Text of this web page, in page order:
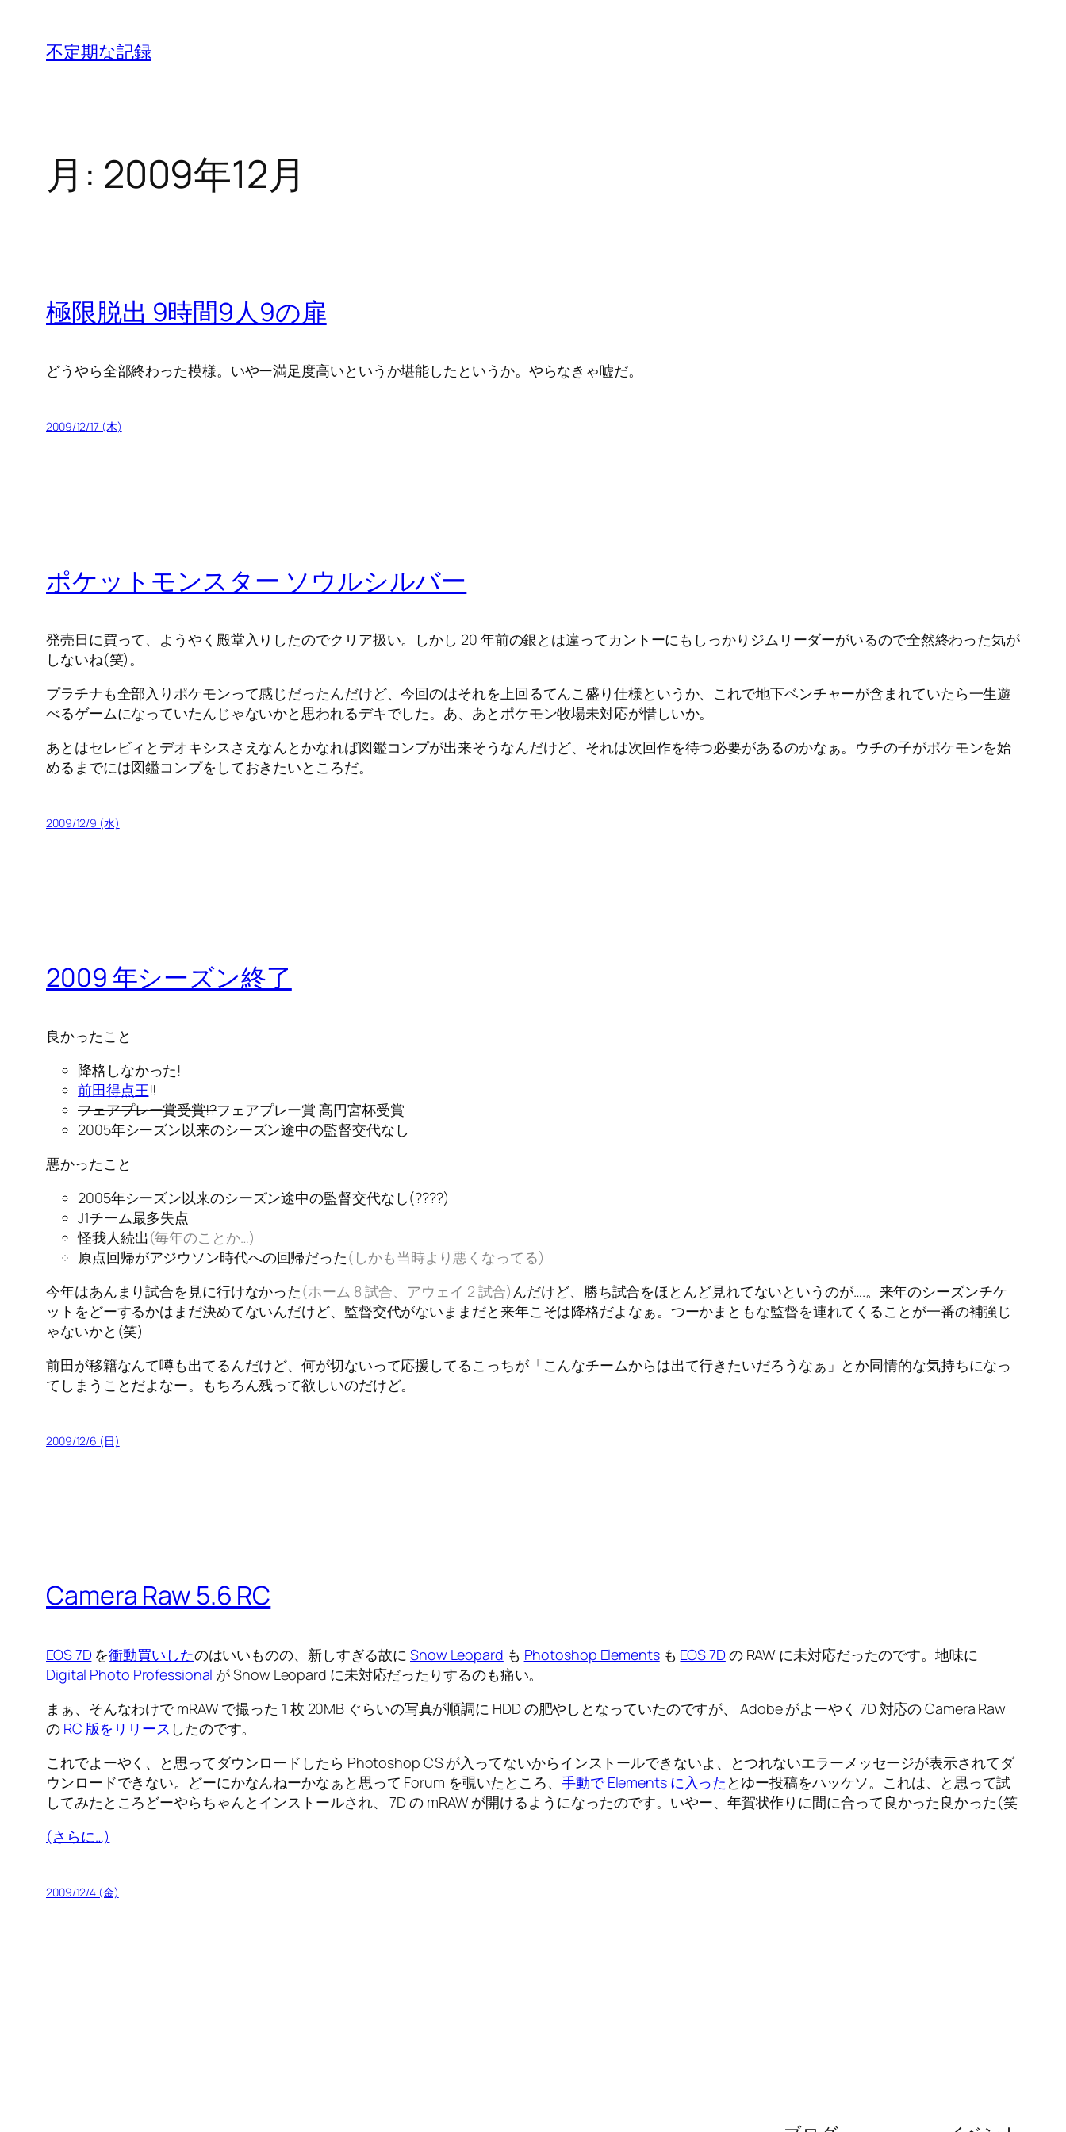
不定期な記録
月: 2009年12月
極限脱出 9時間9人9の扉
どうやら全部終わった模様。いやー満足度高いというか堪能したというか。やらなきゃ嘘だ。
2009/12/17 (木)
ポケットモンスター ソウルシルバー
発売日に買って、ようやく殿堂入りしたのでクリア扱い。しかし 20 年前の銀とは違ってカントーにもしっかりジムリーダーがいるので全然終わった気が
しないね(笑)。
プラチナも全部入りポケモンって感じだったんだけど、今回のはそれを上回るてんこ盛り仕様というか、これで地下ベンチャーが含まれていたら一生遊
べるゲームになっていたんじゃないかと思われるデキでした。あ、あとポケモン牧場未対応が惜しいか。
あとはセレビィとデオキシスさえなんとかなれば図鑑コンプが出来そうなんだけど、それは次回作を待つ必要があるのかなぁ。ウチの子がポケモンを始
めるまでには図鑑コンプをしておきたいところだ。
2009/12/9 (水)
2009 年シーズン終了
良かったこと
降格しなかった!
前田得点王!!
フェアプレー賞受賞!?フェアプレー賞 高円宮杯受賞
2005年シーズン以来のシーズン途中の監督交代なし
悪かったこと
2005年シーズン以来のシーズン途中の監督交代なし(????)
J1チーム最多失点
怪我人続出(毎年のことか…)
原点回帰がアジウソン時代への回帰だった(しかも当時より悪くなってる)
今年はあんまり試合を見に行けなかった(ホーム 8 試合、アウェイ 2 試合) んだけど、勝ち試合をほとんど見れてないというのが….。来年のシーズンチケ
ットをどーするかはまだ決めてないんだけど、監督交代がないままだと来年こそは降格だよなぁ。つーかまともな監督を連れてくることが一番の補強じ
ゃないかと(笑)
前田が移籍なんて噂も出てるんだけど、何が切ないって応援してるこっちが「こんなチームからは出て行きたいだろうなぁ」とか同情的な気持ちになっ
てしまうことだよなー。もちろん残って欲しいのだけど。
2009/12/6 (日)
Camera Raw 5.6 RC
EOS 7Dを衝動買いしたのはいいものの、新しすぎる故にSnow Leopard も Photoshop Elementsも EOS 7Dの RAW に未対応だったのです。地味に
Digital Photo Professional が Snow Leopard に未対応だったりするのも痛い。
まぁ、そんなわけで mRAW で撮った 1 枚 20MB ぐらいの写真が順調に HDD の肥やしとなっていたのですが、 Adobe がよーやく 7D 対応の Camera Raw
の RC 版をリリース したのです。
これでよーやく、と思ってダウンロードしたら Photoshop CS が入ってないからインストールできないよ、とつれないエラーメッセージが表示されてダ
ウンロードできない。どーにかなんねーかなぁと思って Forum を覗いたところ、 手動で Elements に入った とゆー投稿をハッケソ。これは、と思って試
してみたところどーやらちゃんとインストールされ、 7D の mRAW が開けるようになったのです。いやー、年賀状作りに間に合って良かった良かった(笑
(さらに…)
2009/12/4 (金)